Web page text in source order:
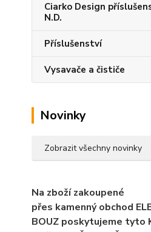
Ciarko Design
N.D.
Příslušenství
Vysavače a čističe
Novinky
Zobrazit všechny novinky
Na zboží zakoupené
přes kamenný obchod
BOUZ poskytujeme tyto